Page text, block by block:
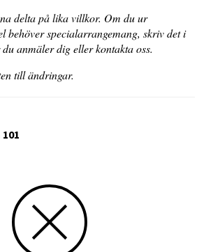
delta på lika villkor. Om du ur
behöver specialarrangemang, skriv det i
du anmäler dig eller kontakta oss.
till ändringar.